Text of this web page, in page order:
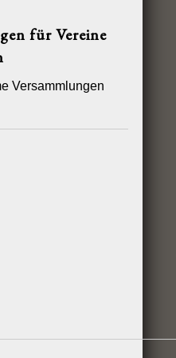
für Vereine
Versammlungen